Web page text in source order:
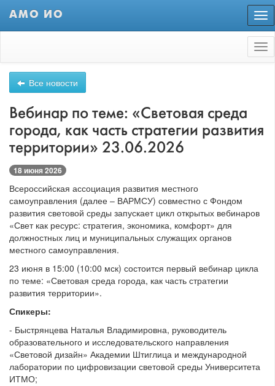
АМО ИО
Все новости
Вебинар по теме: «Световая среда
города, как часть стратегии развития
территории» 23.06.2026
18 июня 2026
Всероссийская ассоциация развития местного
самоуправления (далее – ВАРМСУ) совместно с Фондом
развития световой среды запускает цикл открытых вебинаров
«Свет как ресурс: стратегия, экономика, комфорт» для
должностных лиц и муниципальных служащих органов
местного самоуправления.
23 июня в 15:00 (10:00 мск) состоится первый вебинар цикла
по теме: «Световая среда города, как часть стратегии
развития территории».
Спикеры:
- Быстрянцева Наталья Владимировна, руководитель
образовательного и исследовательского направления
«Световой дизайн» Академии Штиглица и международной
лаборатории по цифровизации световой среды Университета
ИТМО;